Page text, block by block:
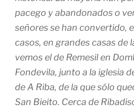
pacego y abandonados o
señores se han convertido,
casos, en grandes casas de
vemos el de Remesil en
Fondevila, junto a la iglesia
de A Riba, de la que sólo
San Bieito. Cerca de